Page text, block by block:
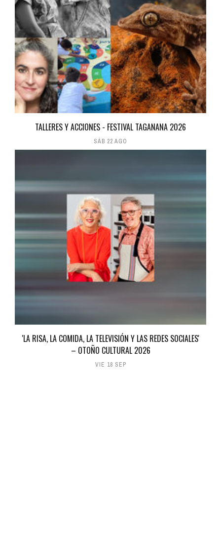
TALLERES Y ACCIONES - FESTIVAL TAGANANA 2026
SÁB 22 AGO
'LA RISA, LA COMIDA, LA TELEVISIÓN Y LAS REDES SOCIALES'
– OTOÑO CULTURAL 2026
VIE 18 SEP